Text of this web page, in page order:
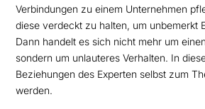
Verbindungen zu einem Unternehmen
diese verdeckt zu halten, um unbemerkt
Dann handelt es sich nicht mehr um
sondern um unlauteres Verhalten. In
Beziehungen des Experten selbst zum
werden.